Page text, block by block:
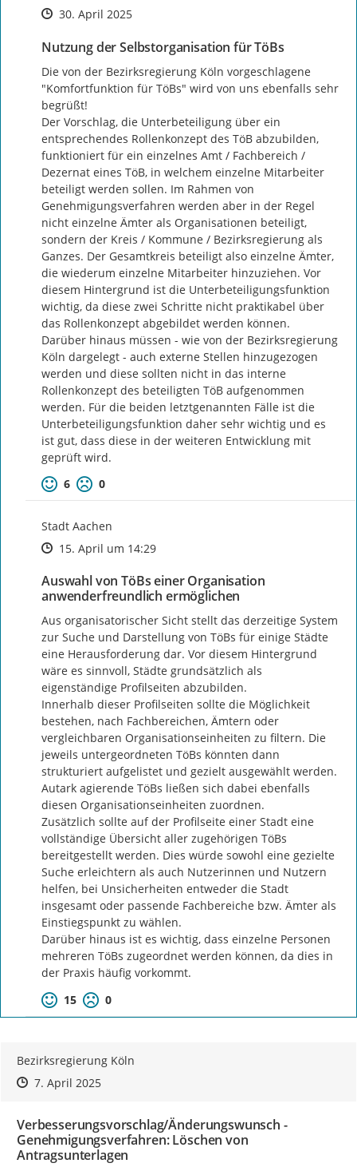
Zeitpunkt des Erstellens
Zeitpunkt des Erstellens
30. April 2025Zur Äußerung
Nutzung der Selbstorganisation für TöBs
Die von der Bezirksregierung Köln vorgeschlagene
"Komfortfunktion für TöBs" wird von uns ebenfalls sehr
begrüßt!
Der Vorschlag, die Unterbeteiligung über ein
entsprechendes Rollenkonzept des TöB abzubilden,
funktioniert für ein einzelnes Amt / Fachbereich /
Dezernat eines TöB, in welchem einzelne Mitarbeiter
beteiligt werden sollen. Im Rahmen von
Genehmigungsverfahren werden aber in der Regel
nicht einzelne Ämter als Organisationen beteiligt,
sondern der Kreis / Kommune / Bezirksregierung als
Ganzes. Der Gesamtkreis beteiligt also einzelne Ämter,
die wiederum einzelne Mitarbeiter hinzuziehen. Vor
diesem Hintergrund ist die Unterbeteiligungsfunktion
wichtig, da diese zwei Schritte nicht praktikabel über
das Rollenkonzept abgebildet werden können.
Darüber hinaus müssen - wie von der Bezirksregierung
Köln dargelegt - auch externe Stellen hinzugezogen
werden und diese sollten nicht in das interne
Rollenkonzept des beteiligten TöB aufgenommen
werden. Für die beiden letztgenannten Fälle ist die
Unterbeteiligungsfunktion daher sehr wichtig und es
ist gut, dass diese in der weiteren Entwicklung mit
geprüft wird.
6
0
Stadt Aachen
Zeitpunkt des Erstellens
Zeitpunkt des Erstellens
15. April um 14:29Zur Äußerung
Auswahl von TöBs einer Organisation
anwenderfreundlich ermöglichen
Aus organisatorischer Sicht stellt das derzeitige System
zur Suche und Darstellung von TöBs für einige Städte
eine Herausforderung dar. Vor diesem Hintergrund
wäre es sinnvoll, Städte grundsätzlich als
eigenständige Profilseiten abzubilden.
Innerhalb dieser Profilseiten sollte die Möglichkeit
bestehen, nach Fachbereichen, Ämtern oder
vergleichbaren Organisationseinheiten zu filtern. Die
jeweils untergeordneten TöBs könnten dann
strukturiert aufgelistet und gezielt ausgewählt werden.
Autark agierende TöBs ließen sich dabei ebenfalls
diesen Organisationseinheiten zuordnen.
Zusätzlich sollte auf der Profilseite einer Stadt eine
vollständige Übersicht aller zugehörigen TöBs
bereitgestellt werden. Dies würde sowohl eine gezielte
Suche erleichtern als auch Nutzerinnen und Nutzern
helfen, bei Unsicherheiten entweder die Stadt
insgesamt oder passende Fachbereiche bzw. Ämter als
Einstiegspunkt zu wählen.
Darüber hinaus ist es wichtig, dass einzelne Personen
mehreren TöBs zugeordnet werden können, da dies in
der Praxis häufig vorkommt.
15
0
Bezirksregierung Köln
Zeitpunkt des Erstellens
Zeitpunkt des Erstellens
7. April 2025Zur Äußerung
Verbesserungsvorschlag/Änderungswunsch -
Genehmigungsverfahren: Löschen von
Antragsunterlagen